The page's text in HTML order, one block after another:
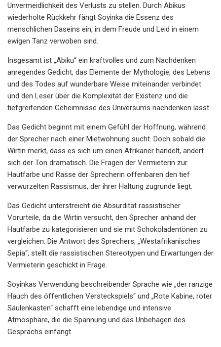
Unvermeidlichkeit des Verlusts zu stellen. Durch Abikus
wiederholte Rückkehr fängt Soyinka die Essenz des
menschlichen Daseins ein, in dem Freude und Leid in einem
ewigen Tanz verwoben sind.
Insgesamt ist „Abiku“ ein kraftvolles und zum Nachdenken
anregendes Gedicht, das Elemente der Mythologie, des Lebens
und des Todes auf wunderbare Weise miteinander verbindet
und den Leser über die Komplexität der Existenz und die
tiefgreifenden Geheimnisse des Universums nachdenken lässt.
Das Gedicht beginnt mit einem Gefühl der Hoffnung, während
der Sprecher nach einer Mietwohnung sucht. Doch sobald die
Wirtin merkt, dass es sich um einen Afrikaner handelt, ändert
sich der Ton dramatisch. Die Fragen der Vermieterin zur
Hautfarbe und Rasse der Sprecherin offenbaren den tief
verwurzelten Rassismus, der ihrer Haltung zugrunde liegt.
Das Gedicht unterstreicht die Absurdität rassistischer
Vorurteile, da die Wirtin versucht, den Sprecher anhand der
Hautfarbe zu kategorisieren und sie mit Schokoladentönen zu
vergleichen. Die Antwort des Sprechers, „Westafrikanisches
Sepia“, stellt die rassistischen Stereotypen und Erwartungen der
Vermieterin geschickt in Frage.
Soyinkas Verwendung beschreibender Sprache wie „der ranzige
Hauch des öffentlichen Versteckspiels“ und „Rote Kabine, roter
Säulenkasten“ schafft eine lebendige und intensive
Atmosphäre, die die Spannung und das Unbehagen des
Gesprächs einfängt.